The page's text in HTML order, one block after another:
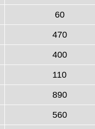
60
470
400
110
890
560